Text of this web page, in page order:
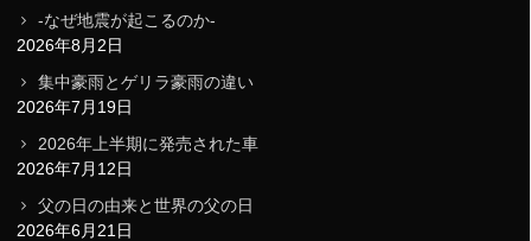
-なぜ地震が起こるのか-
2026年8月2日
集中豪雨とゲリラ豪雨の違い
2026年7月19日
2026年上半期に発売された車
2026年7月12日
父の日の由来と世界の父の日
2026年6月21日